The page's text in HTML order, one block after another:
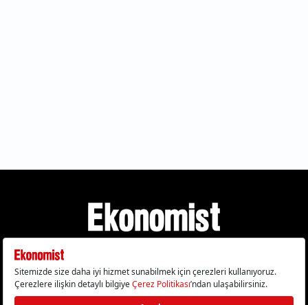
Gizlilik Politikası Çerez Politikası Çerezleri Sıfırla
KVKK Metni Künye İletişim